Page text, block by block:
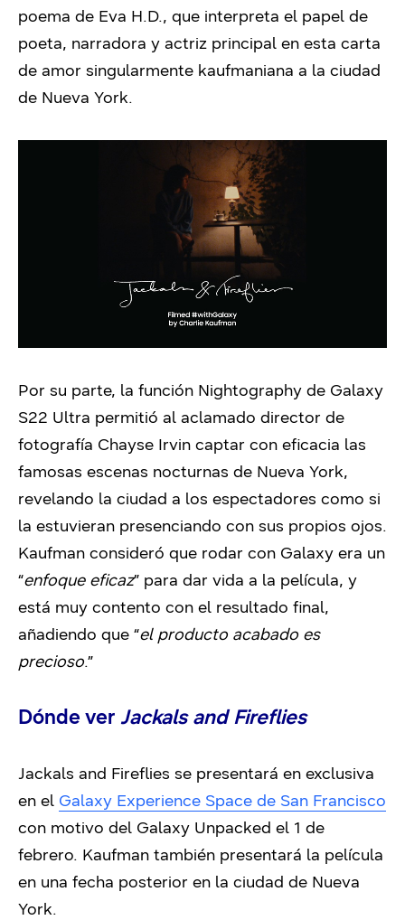
poema de Eva H.D., que interpreta el papel de
poeta, narradora y actriz principal en esta carta
de amor singularmente kaufmaniana a la ciudad
de Nueva York.
Por su parte, la función Nightography de Galaxy
S22 Ultra permitió al aclamado director de
fotografía Chayse Irvin captar con eficacia las
famosas escenas nocturnas de Nueva York,
revelando la ciudad a los espectadores como si
la estuvieran presenciando con sus propios ojos.
Kaufman consideró que rodar con Galaxy era un
“enfoque eficaz” para dar vida a la película, y
está muy contento con el resultado final,
añadiendo que “el producto acabado es
precioso.”
Dónde ver Jackals and Fireflies
Jackals and Fireflies se presentará en exclusiva
en el Galaxy Experience Space de San Francisco
con motivo del Galaxy Unpacked el 1 de
febrero. Kaufman también presentará la película
en una fecha posterior en la ciudad de Nueva
York.